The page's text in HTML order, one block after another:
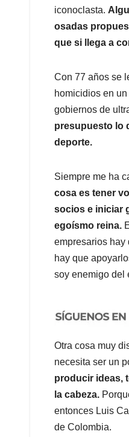
iconoclasta.
osadas
que si llega a
Con 77 años se
homicidios en
gobiernos de
presupuesto lo
deporte.
Siempre me ha
cosa es tener
socios e iniciar
egoísmo reina.
empresarios hay
hay que
soy enemigo del
Otra cosa muy
necesita ser un
producir ideas,
la cabeza.
entonces Luis
de Colombia.